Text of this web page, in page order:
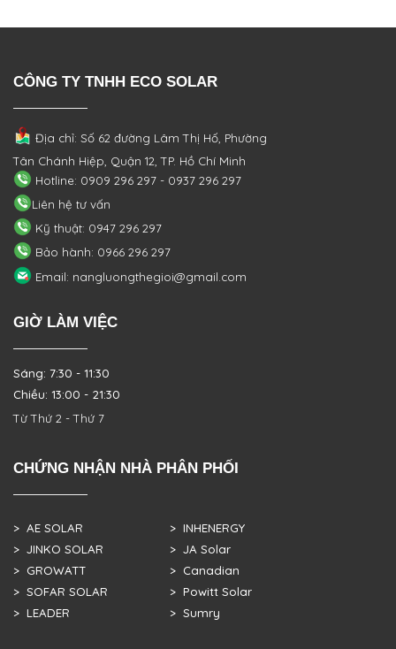
CÔNG TY TNHH ECO SOLAR
Địa chỉ: Số 62 đường Lâm Thị Hố, Phường
Tân Chánh Hiệp, Quận 12, TP. Hồ Chí Minh
Hotline: 0909 296 297 - 0937 296 297
Liên hệ tư vấn
Kỹ thuật: 0947 296 297
Bảo hành: 0966 296 297
Email: nangluongthegioi@gmail.com
GIỜ LÀM VIỆC
Sáng: 7:30 - 11:30
Chiều: 13:00 - 21:30
Từ Thứ 2 - Thứ 7
CHỨNG NHẬN NHÀ PHÂN PHỐI
> AE SOLAR
> JINKO SOLAR
> GROWATT
> SOFAR SOLAR
> LEADER
> INHENERGY
> JA Solar
> Canadian
> Powitt Solar
> Sumry